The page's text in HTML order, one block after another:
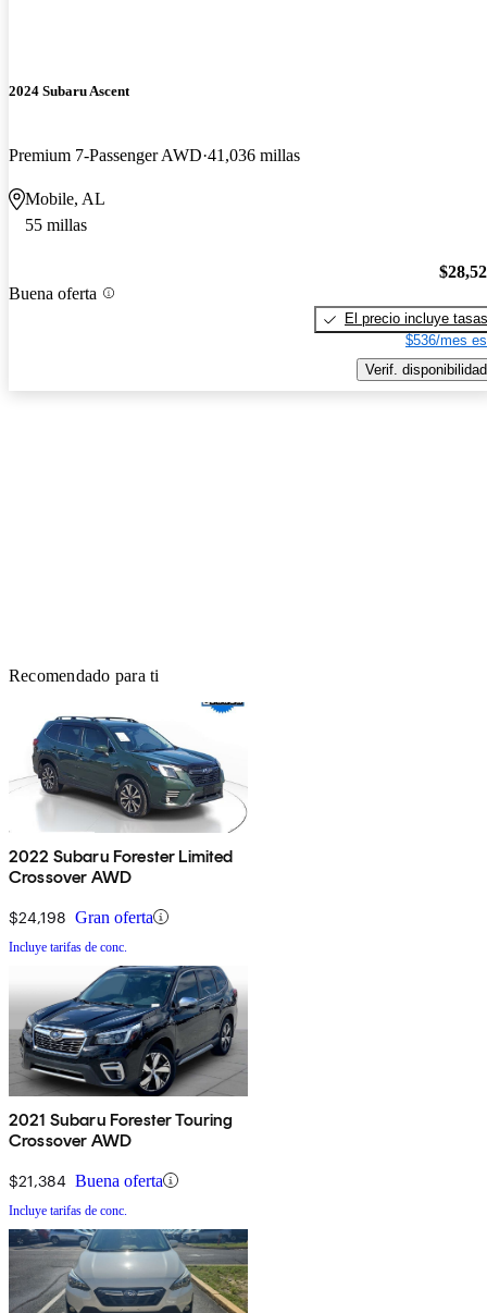
2024 Subaru Ascent
Premium 7-Passenger AWD 41,036 millas
Mobile, AL
55 millas
Buena oferta
El precio incluye tasas
$536/mes
Verif. disponibilidad
Recomendado para ti
2022 Subaru Forester Limited
Crossover AWD
$24,198 Gran oferta
Incluye tarifas de conc.
2021 Subaru Forester Touring
Crossover AWD
$21,384 Buena oferta
Incluye tarifas de conc.